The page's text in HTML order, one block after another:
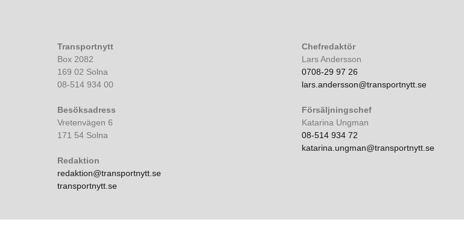
Transportnytt
Box 2082
169 02 Solna
08-514 934 00
Besöksadress
Vretenvägen 6
171 54 Solna
Redaktion
redaktion@transportnytt.se
transportnytt.se
Chefredaktör
Lars Andersson
0708-29 97 26
lars.andersson@transportnytt.se
Försäljningschef
Katarina Ungman
08-514 934 72
katarina.ungman@transportnytt.se